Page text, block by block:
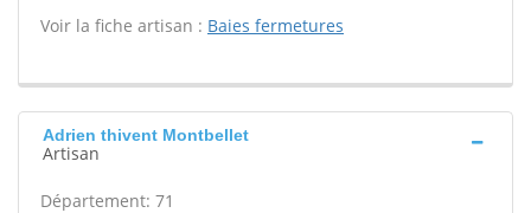
Voir la fiche artisan : Baies fermetures
Adrien thivent Montbellet
Artisan
Département: 71